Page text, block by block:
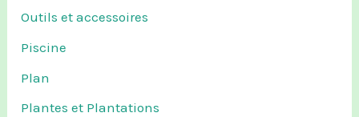
Outils et accessoires
Piscine
Plan
Plantes et Plantations